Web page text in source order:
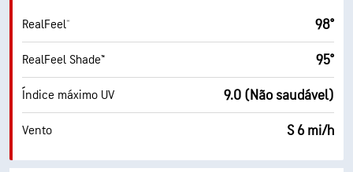
RealFeel® 98°
RealFeel Shade™ 95°
Índice máximo UV 9.0 (Não saudável)
Vento S 6 mi/h